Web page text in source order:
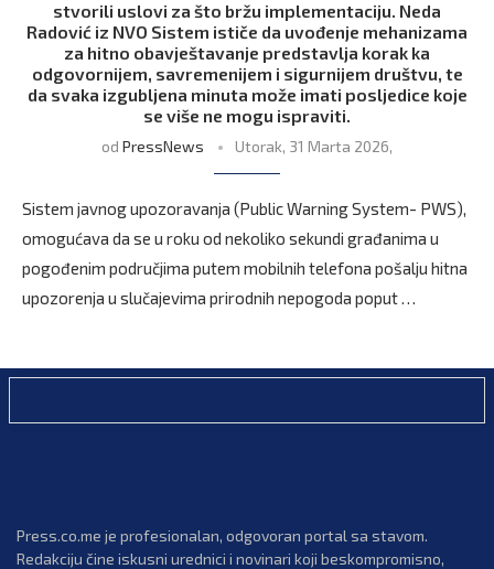
stvorili uslovi za što bržu implementaciju. Neda
Radović iz NVO Sistem ističe da uvođenje mehanizama
za hitno obavještavanje predstavlja korak ka
odgovornijem, savremenijem i sigurnijem društvu, te
da svaka izgubljena minuta može imati posljedice koje
se više ne mogu ispraviti.
od PressNews Utorak, 31 Marta 2026,
Sistem javnog upozoravanja (Public Warning System- PWS),
omogućava da se u roku od nekoliko sekundi građanima u
pogođenim područjima putem mobilnih telefona pošalju hitna
upozorenja u slučajevima prirodnih nepogoda poput …
Press.co.me je profesionalan, odgovoran portal sa stavom.
Redakciju čine iskusni urednici i novinari koji beskompromisno,